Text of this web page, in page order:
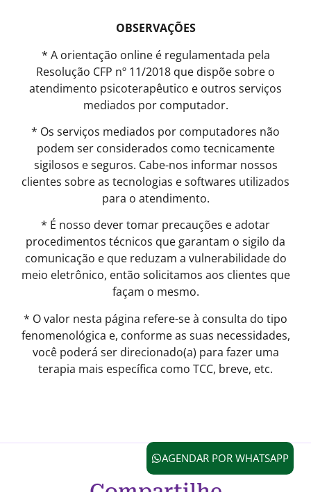
OBSERVAÇÕES
* A orientação online é regulamentada pela
Resolução CFP nº 11/2018 que dispõe sobre o
atendimento psicoterapêutico e outros serviços
mediados por computador.
* Os serviços mediados por computadores não
podem ser considerados como tecnicamente
sigilosos e seguros. Cabe-nos informar nossos
clientes sobre as tecnologias e softwares utilizados
para o atendimento.
* É nosso dever tomar precauções e adotar
procedimentos técnicos que garantam o sigilo da
comunicação e que reduzam a vulnerabilidade do
meio eletrônico, então solicitamos aos clientes que
façam o mesmo.
* O valor nesta página refere-se à consulta do tipo
fenomenológica e, conforme as suas necessidades,
você poderá ser direcionado(a) para fazer uma
terapia mais específica como TCC, breve, etc.
AGENDAR POR WHATSAPP